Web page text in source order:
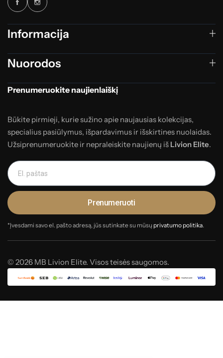
Informacija
Nuorodos
Prenumeruokite naujienlaiškį
Būkite pirmieji, kurie sužino apie naujausias kolekcijas,
specialius pasiūlymus, išpardavimus ir išskirtines nuolaidas.
Užsiprenumeruokite ir nepraleiskite naujienų iš Livion Elite.
Prenumeruoti
*Įvesdami savo el. pašto adresą, jūs sutinkate su mūsų privatumo politika.
© 2026 MB Livion Elite. Visos teisės saugomos.